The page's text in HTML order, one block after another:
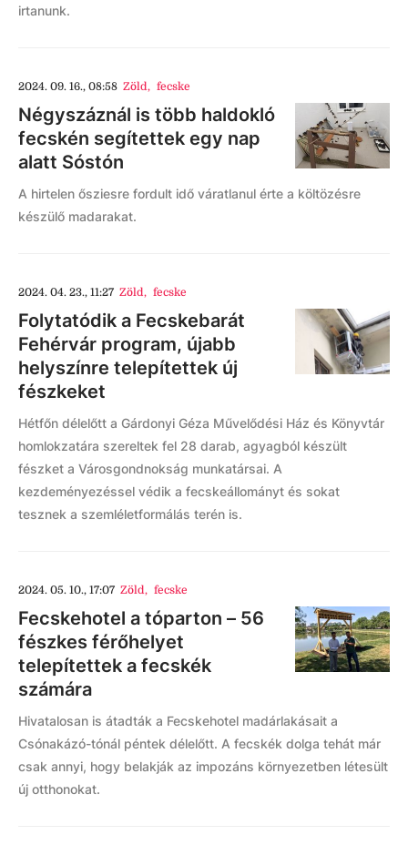
irtanunk.
2024. 09. 16., 08:58 Zöld, fecske
Négyszáznál is több haldokló
fecskén segítettek egy nap
alatt Sóstón
A hirtelen ősziesre fordult idő váratlanul érte a költözésre
készülő madarakat.
2024. 04. 23., 11:27 Zöld, fecske
Folytatódik a Fecskebarát
Fehérvár program, újabb
helyszínre telepítettek új
fészkeket
Hétfőn délelőtt a Gárdonyi Géza Művelődési Ház és Könyvtár
homlokzatára szereltek fel 28 darab, agyagból készült
fészket a Városgondnokság munkatársai. A
kezdeményezéssel védik a fecskeállományt és sokat
tesznek a szemléletformálás terén is.
2024. 05. 10., 17:07 Zöld, fecske
Fecskehotel a tóparton – 56
fészkes férőhelyet
telepítettek a fecskék
számára
Hivatalosan is átadták a Fecskehotel madárlakásait a
Csónakázó-tónál péntek délelőtt. A fecskék dolga tehát már
csak annyi, hogy belakják az impozáns környezetben létesült
új otthonokat.